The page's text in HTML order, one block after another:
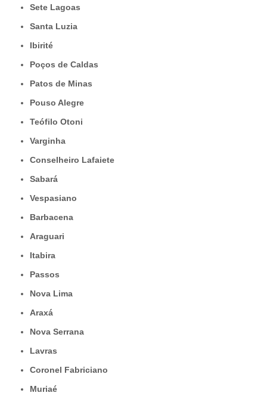
Sete Lagoas
Santa Luzia
Ibirité
Poços de Caldas
Patos de Minas
Pouso Alegre
Teófilo Otoni
Varginha
Conselheiro Lafaiete
Sabará
Vespasiano
Barbacena
Araguari
Itabira
Passos
Nova Lima
Araxá
Nova Serrana
Lavras
Coronel Fabriciano
Muriaé